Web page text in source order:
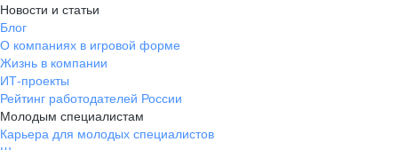
Новости и статьи
Блог
О компаниях в игровой форме
Жизнь в компании
ИТ-проекты
Рейтинг работодателей России
Молодым специалистам
Карьера для молодых специалистов